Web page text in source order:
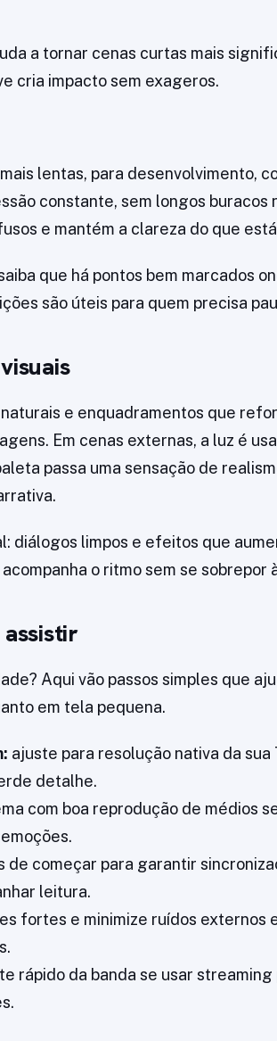
a tornar cenas curtas mais
cria impacto sem exageros.
lentas, para desenvolvimento,
constante, sem longos buracos
e mantém a clareza do que
que há pontos bem marcados
são úteis para quem precisa
e enquadramentos que
Em cenas externas, a luz é
passa uma sensação de
diálogos limpos e efeitos que
o ritmo sem se sobrepor
Aqui vão passos simples que
em tela pequena.
ajuste para resolução nativa da sua
detalhe.
com boa reprodução de médios
de começar para garantir
leitura.
fortes e minimize ruídos externos
rápido da banda se usar